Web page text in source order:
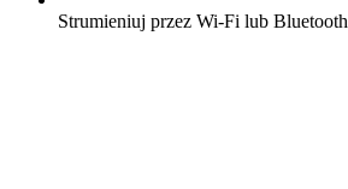
Strumieniuj przez Wi-Fi lub Bluetooth